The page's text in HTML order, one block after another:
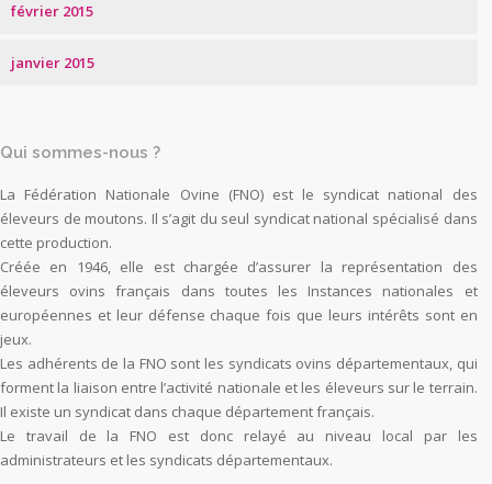
février 2015
janvier 2015
Qui sommes-nous ?
La Fédération Nationale Ovine (FNO) est le syndicat national des
éleveurs de moutons. Il s’agit du seul syndicat national spécialisé dans
cette production.
Créée en 1946, elle est chargée d’assurer la représentation des
éleveurs ovins français dans toutes les Instances nationales et
européennes et leur défense chaque fois que leurs intérêts sont en
jeux.
Les adhérents de la FNO sont les syndicats ovins départementaux, qui
forment la liaison entre l’activité nationale et les éleveurs sur le terrain.
Il existe un syndicat dans chaque département français.
Le travail de la FNO est donc relayé au niveau local par les
administrateurs et les syndicats départementaux.